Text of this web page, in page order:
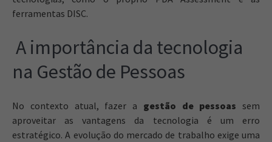
ferramentas DISC.
A importância da tecnologia
na Gestão de Pessoas
No contexto atual, fazer a gestão de pessoas sem
aproveitar as vantagens da tecnologia é um erro
estratégico. A evolução do mercado de trabalho exige uma